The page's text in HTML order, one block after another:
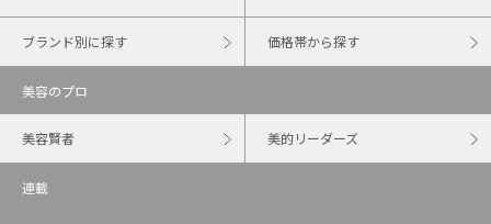
ブランド別に探す 価格帯から探す
美容のプロ
美容賢者 美的リーダーズ
連載